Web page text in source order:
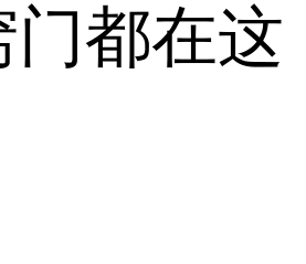
门都在这